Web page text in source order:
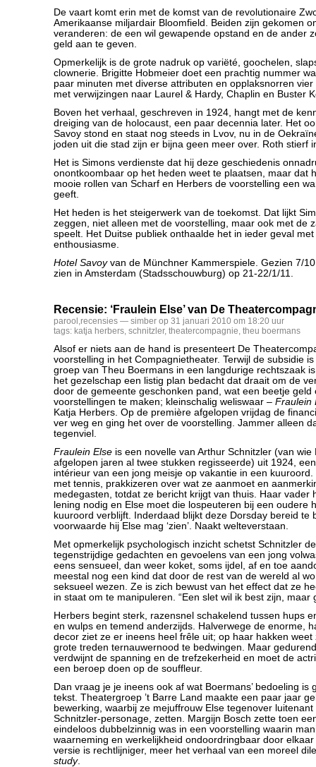
De vaart komt erin met de komst van de revolutionaire
Amerikaanse miljardair Bloomfield. Beiden zijn gekomen
veranderen: de een wil gewapende opstand en de ander
geld aan te geven.
Opmerkelijk is de grote nadruk op variëté, goochelen,
clownerie. Brigitte Hobmeier doet een prachtig nummer
paar minuten met diverse attributen en opplaksnorren
met verwijzingen naar Laurel & Hardy, Chaplin en Buster
Boven het verhaal, geschreven in 1924, hangt met de
dreiging van de holocaust, een paar decennia later. Het
Savoy stond en staat nog steeds in Lvov, nu in de
joden uit die stad zijn er bijna geen meer over. Roth stierf
Het is Simons verdienste dat hij deze geschiedenis
onontkoombaar op het heden weet te plaatsen, maar dat
mooie rollen van Scharf en Herbers de voorstelling een
geeft.
Het heden is het steigerwerk van de toekomst. Dat lijkt
zeggen, niet alleen met de voorstelling, maar ook met de
speelt. Het Duitse publiek onthaalde het in ieder geval
enthousiasme.
Hotel Savoyvan de Münchner Kammerspiele. Gezien 7/
zien in Amsterdam (Stadsschouwburg) op 21-22/1/11.
Recensie: ‘Fraulein Else’ van De
parool ,recensies — simber op 31 januari 2010 om 18:20 uur
tags: katja herbers, schnitzler, theatercompagnie, theu boermans
Alsof er niets aan de hand is presenteert De
voorstelling in het Compagnietheater. Terwijl de subsidie
groep van Theu Boermans in een langdurige rechtszaak
het gezelschap een listig plan bedacht dat draait om de
door de gemeente geschonken pand, wat een beetje geld
voorstellingen te maken; kleinschalig weliswaar – Fraulein
Katja Herbers. Op de première afgelopen vrijdag de
ver weg en ging het over de voorstelling. Jammer alleen
tegenviel.
Fraulein Else is een novelle van Arthur Schnitzler (van wie
afgelopen jaren al twee stukken regisseerde) uit 1924,
intérieur van een jong meisje op vakantie in een
met tennis, prakkizeren over wat ze aanmoet en
medegasten, totdat ze bericht krijgt van thuis. Haar vader
lening nodig en Else moet die lospeuteren bij een oudere
kuuroord verblijft. Inderdaad blijkt deze Dorsday bereid te
voorwaarde hij Else mag ‘zien’. Naakt welteverstaan.
Met opmerkelijk psychologisch inzicht schetst Schnitzler
tegenstrijdige gedachten en gevoelens van een jong
eens sensueel, dan weer koket, soms ijdel, af en toe
meestal nog een kind dat door de rest van de wereld al
seksueel wezen. Ze is zich bewust van het effect dat ze
in staat om te manipuleren. “Een slet wil ik best zijn, maar
Herbers begint sterk, razensnel schakelend tussen hups
en wulps en temend anderzijds. Halverwege de enorme,
decor ziet ze er ineens heel frêle uit; op haar hakken
grote treden ternauwernood te bedwingen. Maar
verdwijnt de spanning en de trefzekerheid en moet de
een beroep doen op de souffleur.
Dan vraag je je ineens ook af wat Boermans’ bedoeling is
tekst. Theatergroep ’t Barre Land maakte een paar jaar
bewerking, waarbij ze mejuffrouw Else tegenover
Schnitzler-personage, zetten. Margijn Bosch zette toen
eindeloos dubbelzinnig was in een voorstelling waarin
waarneming en werkelijkheid ondoordringbaar door elkaar
versie is rechtlijniger, meer het verhaal van een moreel
study.